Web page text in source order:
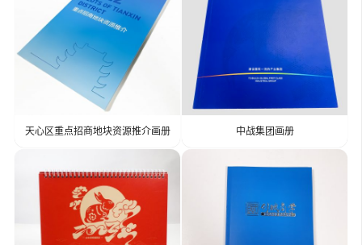
天心区重点招商地块资源推介画册 中战集团画册